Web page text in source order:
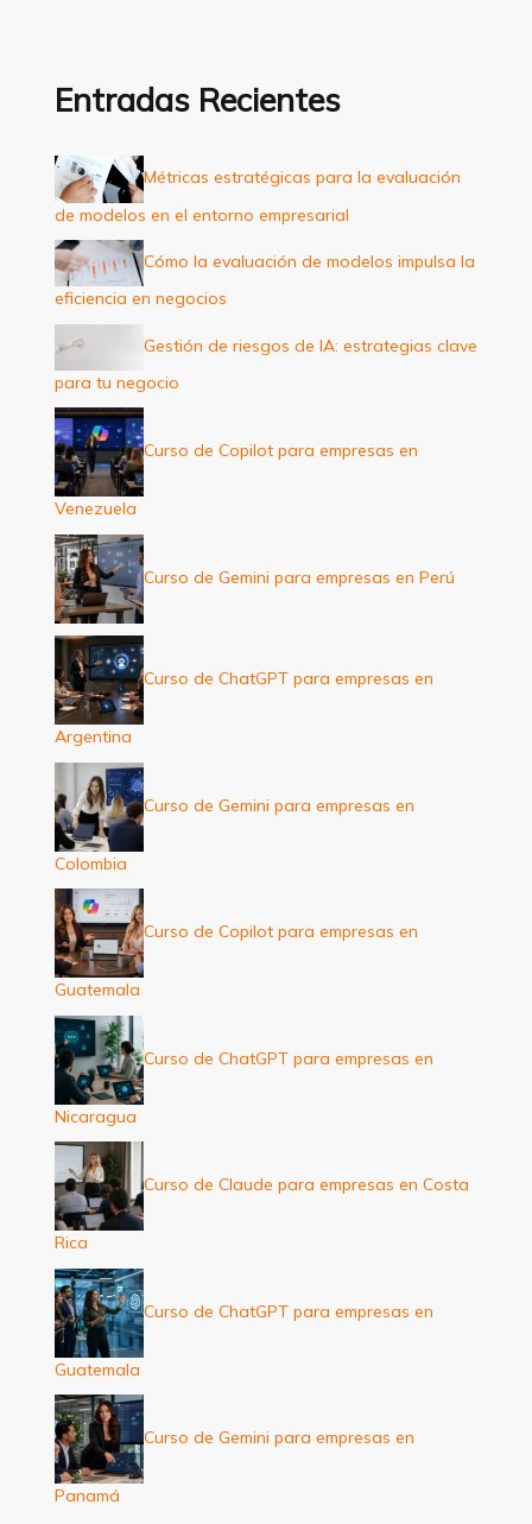
a
p
o
r
:
Entradas Recientes
Métricas estratégicas para la evaluación
de modelos en el entorno empresarial
Cómo la evaluación de modelos impulsa la
eficiencia en negocios
Gestión de riesgos de IA: estrategias clave
para tu negocio
Curso de Copilot para empresas en
Venezuela
Curso de Gemini para empresas en Perú
Curso de ChatGPT para empresas en
Argentina
Curso de Gemini para empresas en
Colombia
Curso de Copilot para empresas en
Guatemala
Curso de ChatGPT para empresas en
Nicaragua
Curso de Claude para empresas en Costa
Rica
Curso de ChatGPT para empresas en
Guatemala
Curso de Gemini para empresas en
Panamá